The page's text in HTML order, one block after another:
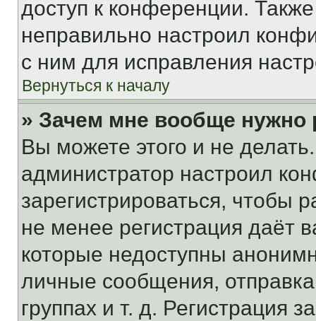
доступ к конференции.
неправильно настроил
с ним для исправления
Вернуться к началу
» Зачем мне вообще нужно
Вы можете этого и не
администратор настроил
зарегистрироваться, чтобы
не менее регистрация даёт
которые недоступны
личные сообщения,
группах и т. д. Регистрация